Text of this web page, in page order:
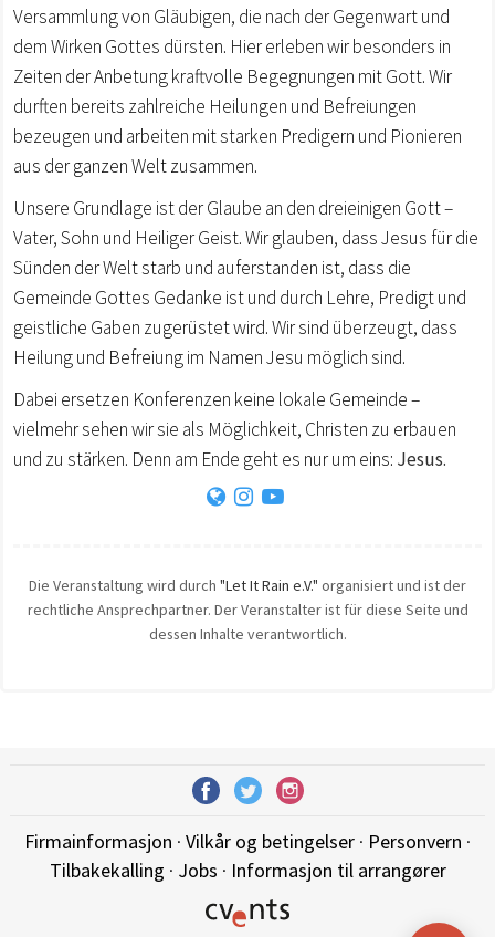
Versammlung von Gläubigen, die nach der Gegenwart und
dem Wirken Gottes dürsten. Hier erleben wir besonders in
Zeiten der Anbetung kraftvolle Begegnungen mit Gott. Wir
durften bereits zahlreiche Heilungen und Befreiungen
bezeugen und arbeiten mit starken Predigern und Pionieren
aus der ganzen Welt zusammen.
Unsere Grundlage ist der Glaube an den dreieinigen Gott –
Vater, Sohn und Heiliger Geist. Wir glauben, dass Jesus für die
Sünden der Welt starb und auferstanden ist, dass die
Gemeinde Gottes Gedanke ist und durch Lehre, Predigt und
geistliche Gaben zugerüstet wird. Wir sind überzeugt, dass
Heilung und Befreiung im Namen Jesu möglich sind.
Dabei ersetzen Konferenzen keine lokale Gemeinde –
vielmehr sehen wir sie als Möglichkeit, Christen zu erbauen
und zu stärken. Denn am Ende geht es nur um eins: Jesus.
Die Veranstaltung wird durch "Let It Rain e.V." organisiert und ist der
rechtliche Ansprechpartner. Der Veranstalter ist für diese Seite und
dessen Inhalte verantwortlich.
Firmainformasjon · Vilkår og betingelser · Personvern ·
Tilbakekalling · Jobs · Informasjon til arrangører